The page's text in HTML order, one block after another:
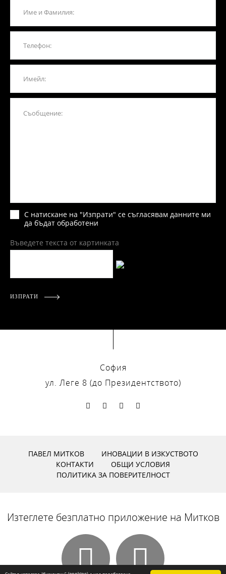
С натискане на "Изпрати" се съгласявам данните ми
да бъдат обработени
Въведете текста от картинката
ИЗПРАТИ
София
ул. Леге 8 (до Президентството)
ПАВЕЛ МИТКОВ
ИНОВАЦИИ В ИЗКУСТВОТО
КОНТАКТИ
ОБЩИ УСЛОВИЯ
ПОЛИТИКА ЗА ПОВЕРИТЕЛНОСТ
Изтеглете безплатно приложение на Митков